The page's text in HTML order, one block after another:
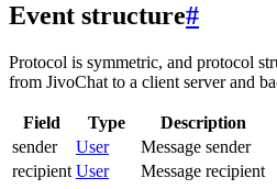
Event structure#
Protocol is symmetric, and protocol
from JivoChat to a client server and
Field Type
Description
sender
User
Message sender
recipient User
Message recipient